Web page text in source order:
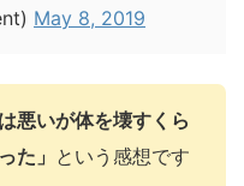
May 8, 2019
は悪いが体を壊すくら
た」 という感想です